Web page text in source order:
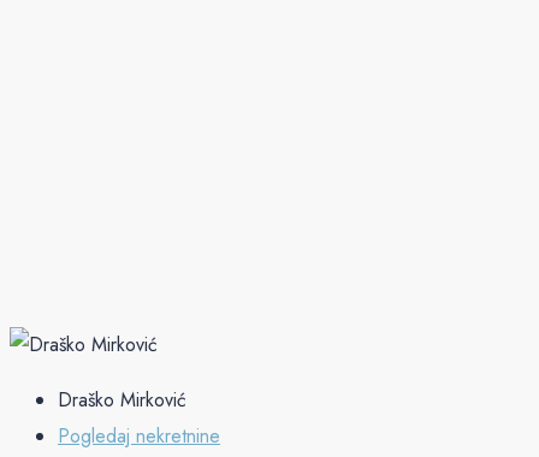
Draško Mirković
Pogledaj nekretnine